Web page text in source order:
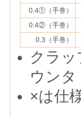
0.4①（手巻）
0.4②（手巻）
0.3（手巻）
クラ
ウンタ
×は仕